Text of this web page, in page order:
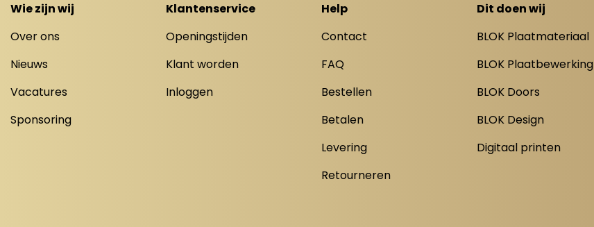
Wie zijn wij
Over ons
Nieuws
Vacatures
Sponsoring
Klantenservice
Openingstijden
Klant worden
Inloggen
Help
Contact
FAQ
Bestellen
Betalen
Levering
Retourneren
Dit doen wij
BLOK Plaatmateriaal
BLOK Plaatbewerking
BLOK Doors
BLOK Design
Digitaal printen